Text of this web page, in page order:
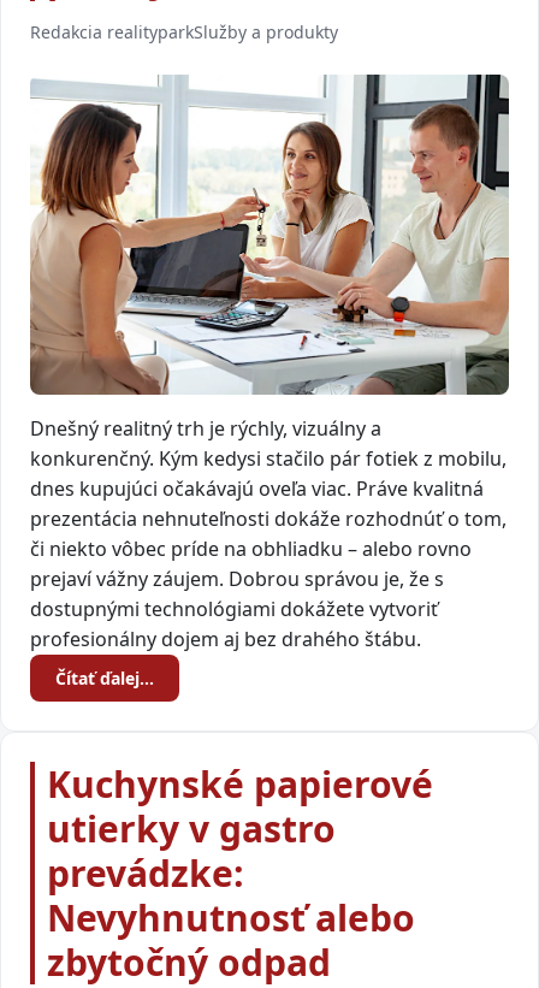
Redakcia realityparkSlužby a produkty
Dnešný realitný trh je rýchly, vizuálny a
konkurenčný. Kým kedysi stačilo pár fotiek z mobilu,
dnes kupujúci očakávajú oveľa viac. Práve kvalitná
prezentácia nehnuteľnosti dokáže rozhodnúť o tom,
či niekto vôbec príde na obhliadku – alebo rovno
prejaví vážny záujem. Dobrou správou je, že s
dostupnými technológiami dokážete vytvoriť
profesionálny dojem aj bez drahého štábu.
Čítať ďalej…
Kuchynské papierové
utierky v gastro
prevádzke:
Nevyhnutnosť alebo
zbytočný odpad